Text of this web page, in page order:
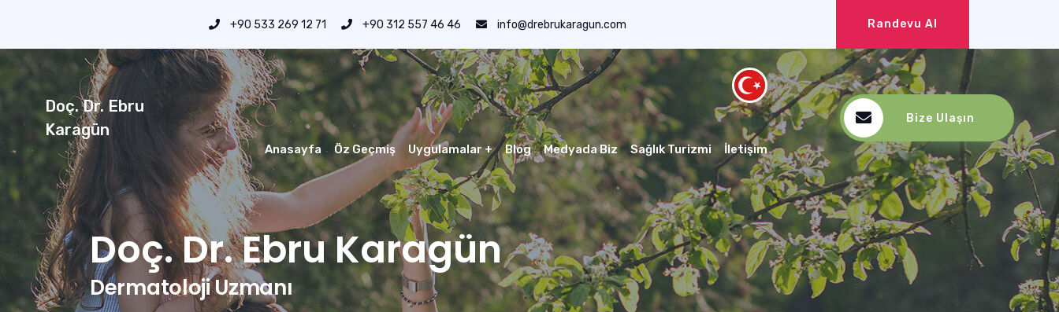
+90 533 269 12 71 +90 312 557 46 46 info@drebrukaragun.com Randevu Al
Doç. Dr. Ebru
Karagün
Anasayfa Öz Geçmiş Uygulamalar+ Blog Medyada Biz Sağlık Turizmi İletişim
Bize Ulaşın
Doç. Dr. Ebru Karagün
Dermatoloji Uzmanı